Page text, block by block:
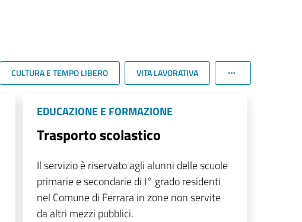
CULTURA E TEMPO LIBERO VITA LAVORATIVA
EDUCAZIONE E FORMAZIONE
Trasporto scolastico
Il servizio è riservato agli alunni delle scuole
primarie e secondarie di I° grado residenti
nel Comune di Ferrara in zone non servite
da altri mezzi pubblici.